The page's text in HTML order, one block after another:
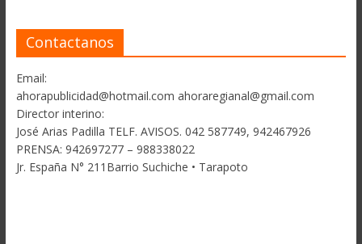
Contactanos
Email:
ahorapublicidad@hotmail.com ahoraregianal@gmail.com
Director interino:
José Arias Padilla TELF. AVISOS. 042 587749, 942467926
PRENSA: 942697277 – 988338022
Jr. España N° 211Barrio Suchiche • Tarapoto